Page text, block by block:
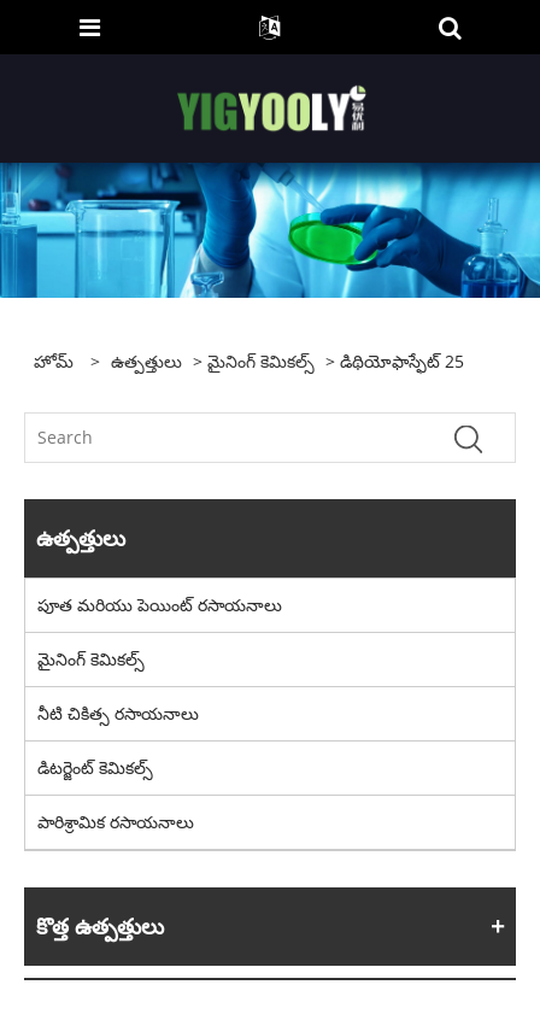
హోమ్ > ఉత్పత్తులు >మైనింగ్ కెమికల్స్ > డిథియోఫాస్ఫేట్ 25
ఉత్పత్తులు
పూత మరియు పెయింట్ రసాయనాలు
మైనింగ్ కెమికల్స్
నీటి చికిత్స రసాయనాలు
డిటర్జెంట్ కెమికల్స్
పారిశ్రామిక రసాయనాలు
కొత్త ఉత్పత్తులు